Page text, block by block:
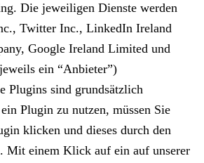
Die jeweiligen Dienste werden
Twitter Inc., LinkedIn Ireland
Google Ireland Limited und
ein “Anbieter”)
Plugins sind grundsätzlich
Plugin zu nutzen, müssen Sie
klicken und dieses durch den
Mit einem Klick auf ein auf unserer